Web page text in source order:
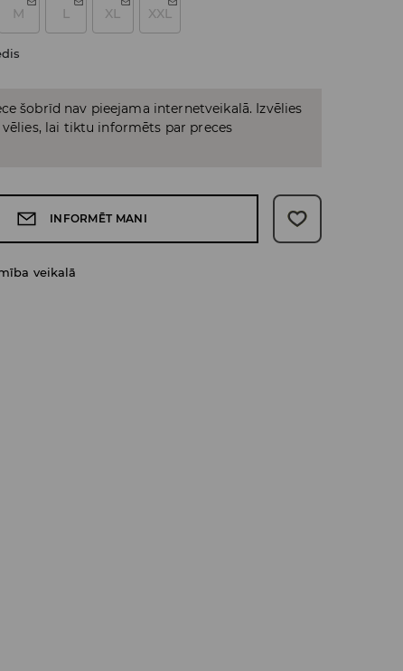
M L XL XXL
šobrīd nav pieejama internetveikalā. Izvēlies
lai tiktu informēts par preces
INFORMĒT MANI
veikalā